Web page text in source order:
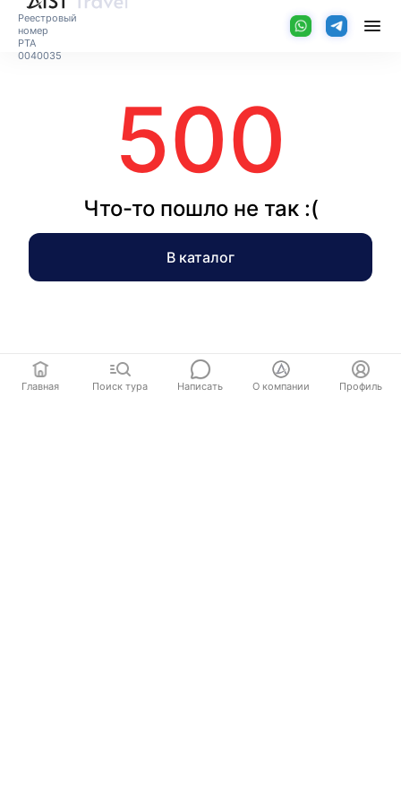
Реестровый
номер
РТА
0040035
500
Что-то пошло не так :(
В каталог
Главная Поиск тура Написать О компании Профиль